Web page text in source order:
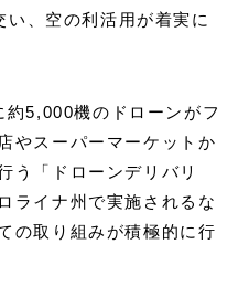
、空の利活用が着実に
5,000機のドローンがフ
やスーパーマーケットか
う「ドローンデリバリ
ライナ州で実施されるな
の取り組みが積極的に行